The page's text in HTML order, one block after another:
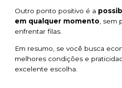
Outro ponto positivo é a
em qualquer momento ,
enfrentar filas.
Em resumo, se você busca
melhores condições e
excelente escolha.